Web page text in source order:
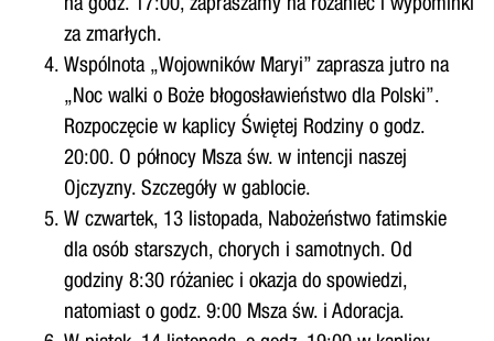
na godz. 17:00, zapraszamy na różaniec i wypominki
za zmarłych.
Wspólnota „Wojowników Maryi” zaprasza jutro na
„Noc walki o Boże błogosławieństwo dla Polski”.
Rozpoczęcie w kaplicy Świętej Rodziny o godz.
20:00. O północy Msza św. w intencji naszej
Ojczyzny. Szczegóły w gablocie.
W czwartek, 13 listopada, Nabożeństwo fatimskie
dla osób starszych, chorych i samotnych. Od
godziny 8:30 różaniec i okazja do spowiedzi,
natomiast o godz. 9:00 Msza św. i Adoracja.